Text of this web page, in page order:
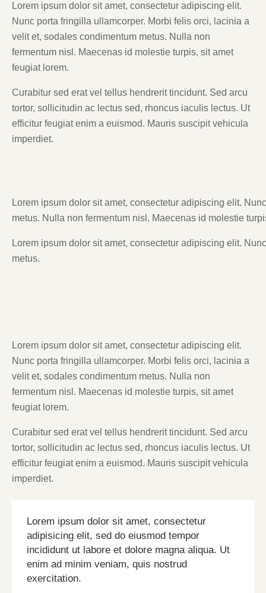
Lorem ipsum dolor sit amet, consectetur adipiscing elit.
Nunc porta fringilla ullamcorper. Morbi felis orci, lacinia a
velit et, sodales condimentum metus. Nulla non
fermentum nisl. Maecenas id molestie turpis, sit amet
feugiat lorem.
Curabitur sed erat vel tellus hendrerit tincidunt. Sed arcu
tortor, sollicitudin ac lectus sed, rhoncus iaculis lectus. Ut
efficitur feugiat enim a euismod. Mauris suscipit vehicula
imperdiet.
Lorem ipsum dolor sit amet, consectetur adipiscing elit.
metus. Nulla non fermentum nisl. Maecenas id molestie
Lorem ipsum dolor sit amet, consectetur adipiscing elit.
metus.
Lorem ipsum dolor sit amet, consectetur adipiscing elit.
Nunc porta fringilla ullamcorper. Morbi felis orci, lacinia a
velit et, sodales condimentum metus. Nulla non
fermentum nisl. Maecenas id molestie turpis, sit amet
feugiat lorem.
Curabitur sed erat vel tellus hendrerit tincidunt. Sed arcu
tortor, sollicitudin ac lectus sed, rhoncus iaculis lectus. Ut
efficitur feugiat enim a euismod. Mauris suscipit vehicula
imperdiet.
Lorem ipsum dolor sit amet, consectetur
adipisicing elit, sed do eiusmod tempor
incididunt ut labore et dolore magna aliqua. Ut
enim ad minim veniam, quis nostrud
exercitation.